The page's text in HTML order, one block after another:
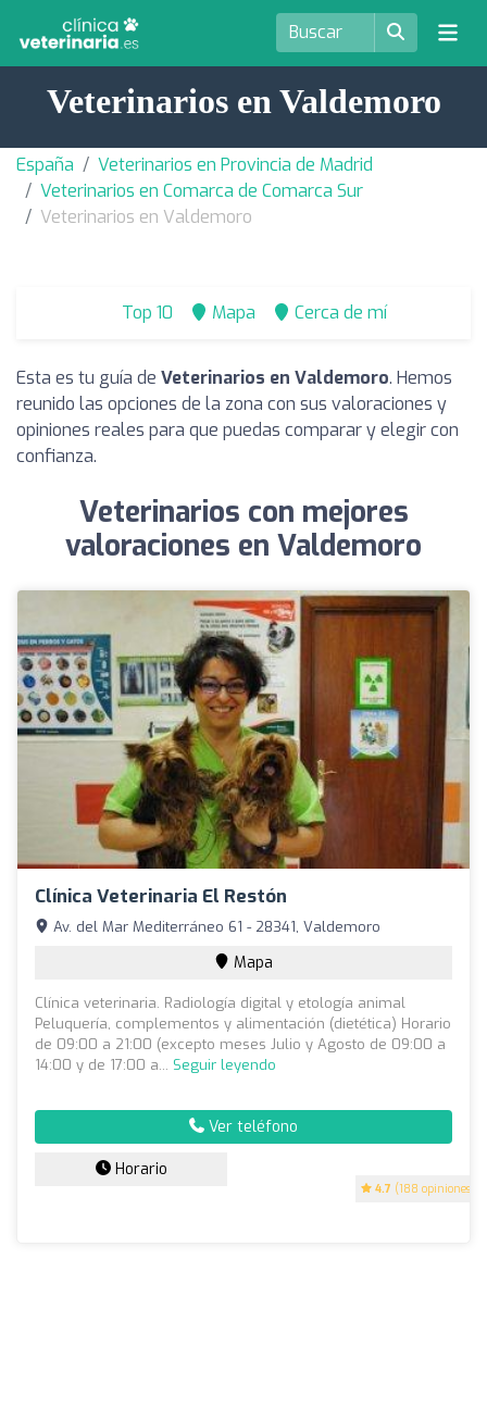
Veterinarios en Valdemoro
España
Veterinarios en Provincia de Madrid
Veterinarios en Comarca de Comarca Sur
Veterinarios en Valdemoro
Top 10 Mapa Cerca de mí
Esta es tu guía de Veterinarios en Valdemoro. Hemos
reunido las opciones de la zona con sus valoraciones y
opiniones reales para que puedas comparar y elegir con
confianza.
Veterinarios con mejores
valoraciones en Valdemoro
Clínica Veterinaria El Restón
4.7 (188 opiniones)
Av. del Mar Mediterráneo 61 - 28341, Valdemoro
Mapa
Clínica veterinaria. Radiología digital y etología animal
Peluquería, complementos y alimentación (dietética) Horario
de 09:00 a 21:00 (excepto meses Julio y Agosto de 09:00 a
14:00 y de 17:00 a... Seguir leyendo
Ver teléfono
Horario